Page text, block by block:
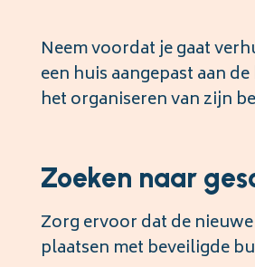
Neem voordat je gaat
een huis aangepast aan
het organiseren van zijn
Zoeken naar
Zorg ervoor dat de
plaatsen met beveiligde